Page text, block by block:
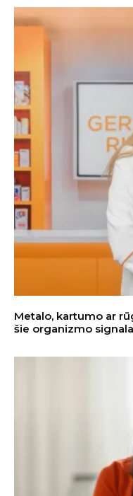
Metalo, kartumo ar
šie organizmo